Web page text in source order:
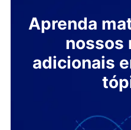
Aprenda
nossos
adicionais